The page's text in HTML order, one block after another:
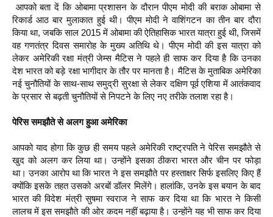
आपको बता दें कि ओबामा प्रशासन के दौरान पीएम मोदी की बराक ओबामा से
रिकार्ड आठ बार मुलाकात हुई थी। पीएम मोदी ने वाशिंगटन का तीन बार दौरा
किया था, जबकि साल 2015 में ओबामा की ऐतिहासिक भारत यात्रा हुई थी, जिसमें
वह गणतंत्र दिवस समारोह के मुख्य अतिथि थे। पीएम मोदी की इस यात्रा को
लेकर अमेरिकी रक्षा मंत्री जेम्स मैटिस ने पहले ही साफ कर दिया है कि उनका
देश भारत को बड़े रक्षा भागीदार के तौर पर मानता है। मैटिस के मुताबिक अमेरिका
नई चुनौतियों के साथ-साथ समुद्री सुरक्षा से लेकर दक्षिण पूर्व एशिया में आतंकवाद
के प्रसार से बढ़ती चुनौतियों से निपटने के लिए नए तरीके तलाश रहा है।
पेरिस समझौते से अलग हुआ अमेरिका
आपको याद होगा कि कुछ ही समय पहले अमेरिकी राष्‍ट्रपति ने पेरिस समझौते से
खुद को अलग कर लिया था। उन्‍होंने इसका ठीकरा भारत और चीन पर फोड़ा
था। उनका आरोप था कि भारत ने इस समझौते पर हस्‍ताक्षर सिर्फ इसलिए किए हैं
क्‍योंकि इसके तहत उसको अरबों डॉलर मिलेंगे। हालांकि, उनके इस बयान के बाद
भारत की विदेश मंत्री सुषमा स्‍वराज ने साफ कर दिया था कि भारत ने किसी
लालच में इस समझौते की ओर कदम नहीं बढ़ाया है। उन्‍होंने यह भी साफ कर दिया